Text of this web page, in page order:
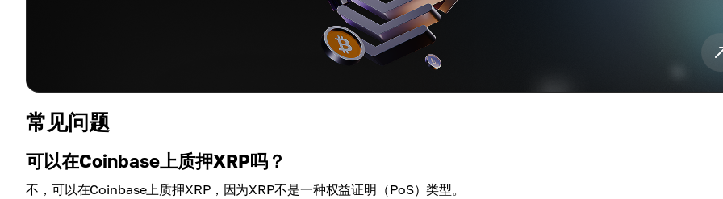
常见问题
可以在Coinbase上质押XRP吗？
不，可以在Coinbase上质押XRP，因为XRP不是一种权益证明（PoS）类型。